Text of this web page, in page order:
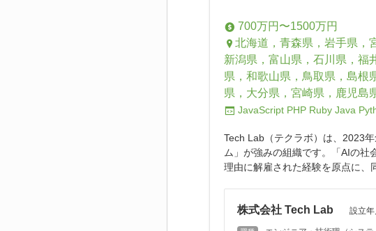
700万円〜1500万円
北海道，青森県，岩手県，
新潟県，富山県，石川県，福
県，和歌山県，鳥取県，島根
県，大分県，宮崎県，鹿児島
JavaScript PHP Ruby Java
Tech Lab（テクラボ）は、2023
ム」が強みの組織です。「AIの
理由に解雇された経験を原点に、
株式会社 Tech Lab 設立